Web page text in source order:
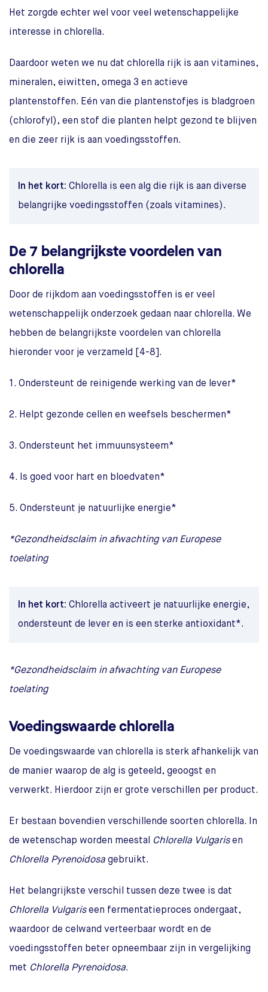
Het zorgde echter wel voor veel wetenschappelijke
interesse in chlorella.
Daardoor weten we nu dat chlorella rijk is aan vitamines,
mineralen, eiwitten, omega 3 en actieve
plantenstoffen. Eén van die plantenstofjes is bladgroen
(chlorofyl), een stof die planten helpt gezond te blijven
en die zeer rijk is aan voedingsstoffen.
In het kort: Chlorella is een alg die rijk is aan diverse
belangrijke voedingsstoffen (zoals vitamines).
De 7 belangrijkste voordelen van
chlorella
Door de rijkdom aan voedingsstoffen is er veel
wetenschappelijk onderzoek gedaan naar chlorella. We
hebben de belangrijkste voordelen van chlorella
hieronder voor je verzameld [4-8].
1. Ondersteunt de reinigende werking van de lever*
2. Helpt gezonde cellen en weefsels beschermen*
3. Ondersteunt het immuunsysteem*
4. Is goed voor hart en bloedvaten*
5. Ondersteunt je natuurlijke energie*
*Gezondheidsclaim in afwachting van Europese
toelating
In het kort: Chlorella activeert je natuurlijke energie,
ondersteunt de lever en is een sterke antioxidant*.
*Gezondheidsclaim in afwachting van Europese
toelating
Voedingswaarde chlorella
De voedingswaarde van chlorella is sterk afhankelijk van
de manier waarop de alg is geteeld, geoogst en
verwerkt. Hierdoor zijn er grote verschillen per product.
Er bestaan bovendien verschillende soorten chlorella. In
de wetenschap worden meestal Chlorella Vulgarisen
Chlorella Pyrenoidosa gebruikt.
Het belangrijkste verschil tussen deze twee is dat
Chlorella Vulgariseen fermentatieproces ondergaat,
waardoor de celwand verteerbaar wordt en de
voedingsstoffen beter opneembaar zijn in vergelijking
met Chlorella Pyrenoidosa.